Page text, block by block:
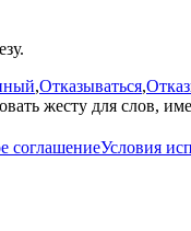
,Отказываться,
жесту для слов,
соглашениеУсловия